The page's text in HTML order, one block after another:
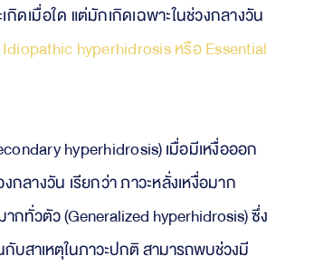
ดเมื่อใด แต่มักเกิดเฉพาะในช่วงกลางวัน
hyperhidrosis หรือ Essential
hyperhidrosis) เมื่อมีเหงื่อออก
ลางวัน เรียกว่า ภาวะหลั่งเหงื่อมาก
ากทั่วตัว (Generalized hyperhidrosis) ซึ่ง
บสาเหตุในภาวะปกติ สามารถพบช่่วงมี